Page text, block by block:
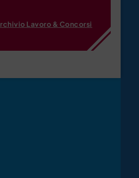
Lavoro & Concorsi